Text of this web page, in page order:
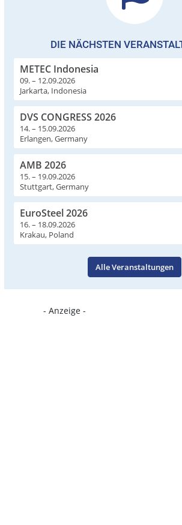
DIE NÄCHSTEN
METEC Indonesia
09. – 12.09.2026
Jarkarta, Indonesia
DVS CONGRESS 2026
14. – 15.09.2026
Erlangen, Germany
AMB 2026
15. – 19.09.2026
Stuttgart, Germany
EuroSteel 2026
16. – 18.09.2026
Krakau, Poland
Alle Veranstaltungen
- Anzeige -